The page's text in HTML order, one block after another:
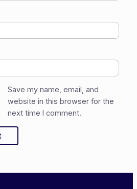
Save my name, email, and
website in this browser for the
next time I comment.